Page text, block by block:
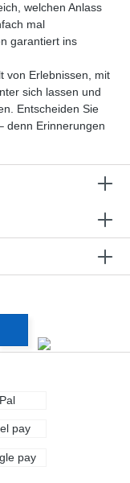
welchen Anlass
mal
garantiert ins
von Erlebnissen, mit
sich lassen und
Entscheiden Sie
denn Erinnerungen